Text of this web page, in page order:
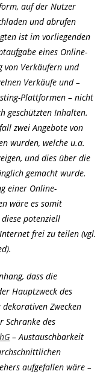
auf der Nutzer
und abrufen
ist im vorliegenden
eines Online-
von Verkäufern und
Verkäufe und –
Plattformen – nicht
geschützten Inhalten.
zwei Angebote von
wurden, welche u.a.
und dies über die
gemacht wurde.
einer Online-
wäre es somit
potenziell
frei zu teilen (vgl.
dass die
Hauptzweck des
Zwecken
Schranke des
– Austauschbarkeit
aufgefallen wäre –